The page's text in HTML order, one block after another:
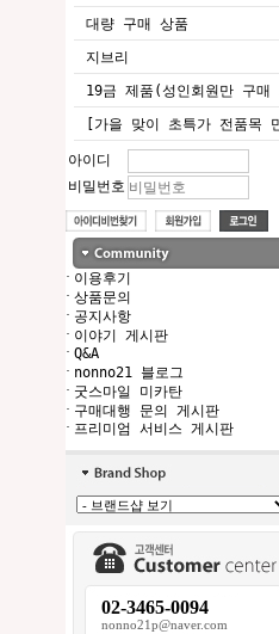
대량 구매 상품
지브리
19금 제품(성인회원만 구매
[가을 맞이 초특가 전품목
아이디
비밀번호
· 이용후기
· 상품문의
· 공지사항
· 이야기 게시판
· Q&A
· nonno21 블로그
· 굿스마일 미카탄
· 구매대행 문의 게시판
· 프리미엄 서비스 게시판
02-3465-0094
nonno21p@naver.com